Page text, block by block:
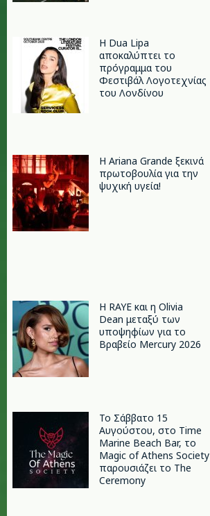
Η Dua Lipa
αποκαλύπτει το
πρόγραμμα του
Φεστιβάλ Λογοτεχνίας
του Λονδίνου
Η Ariana Grande ξεκινά
πρωτοβουλία για την
ψυχική υγεία!
Η RAYE και η Olivia
Dean μεταξύ των
υποψηφίων για το
Βραβείο Mercury 2026
Το Σάββατο 15
Αυγούστου, στο Time
Marine Beach Bar, το
Magic of Athens Society
παρουσιάζει το The
Ceremony